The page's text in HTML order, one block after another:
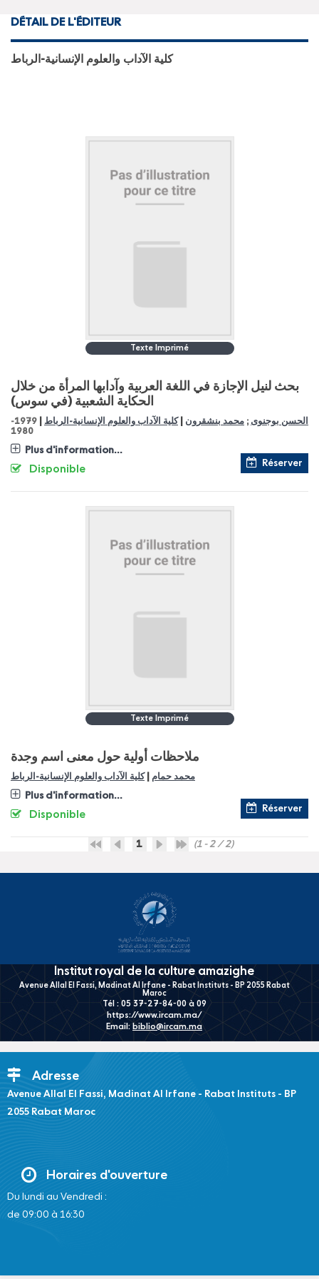
DÉTAIL DE L'ÉDITEUR
كلية الآداب والعلوم الإنسانية-الرباط
Texte Imprimé
بحث لنيل الإجازة في اللغة العربية وآدابها المرأة من خلال
الحكاية الشعبية (في سوس)
الحسن بوجنوى ; محمد بنشقرون |كلية الآداب والعلوم الإنسانية-الرباط
1979-
1980
Plus d'information...
Réserver
Disponible
Texte Imprimé
ملاحظات أولية حول معنى اسم وجدة
محمد حمام |كلية الآداب والعلوم الإنسانية-الرباط
Plus d'information...
Réserver
Disponible
1 (1 - 2 / 2)
Institut royal de la culture amazighe
Avenue Allal El Fassi, Madinat Al Irfane - Rabat Instituts - BP 2055 Rabat
Maroc
Tél : 05 37-27-84-00 à 09
https://www.ircam.ma/
Email: biblio@ircam.ma
Adresse
Avenue Allal El Fassi, Madinat Al Irfane - Rabat Instituts - BP
2055 Rabat Maroc
Horaires d'ouverture
Du lundi au Vendredi :
de 09:00 à 16:30